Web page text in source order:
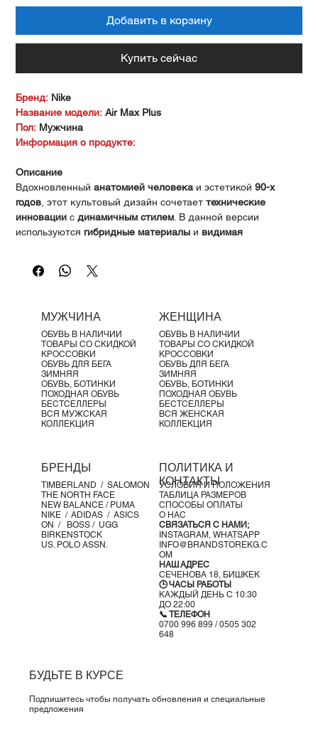
Добавить в корзину
Купить сейчас
Бренд: Nike
Название модели:Air Max Plus
Пол: Мужчина
Информация о продукте:
Описание
Вдохновленныйанатомией человека и эстетикой90-х
годов , этот культовый дизайн сочетаеттехнические
инновации сдинамичным стилем . В данной версии
используются гибридные материалы и видимая
Преимущества
шнуровканапоминает ребра.
Комбинированный верх
из натуральной и синтетической
кожи, а также текстиля обеспечивает прочность и
стильный многослойный вид.
Видимая Max Air амортизацияделает кроссовки
легкими и комфортными.
Гибкие желобкив промежуточной и внешней подошве
способствуют естественному движению стопы.
комфорта
Резиновая подметкадля надежного сцепления
Светоотражающие элементыв дизайне
Не предназначено для использования в качестве
средств индивидуальной защиты (PPE)
Air Max 95
универсальные кроссовки
своей ребристой конструкцией. Это былипервые
Air-амортизацией в передней
. Впервые они были представлены с
уникальной особенностьюдля того
времени и сделало их стильным выбором в любых
МУЖЧИНА
ОБУВЬ В НАЛИЧИИ
ТОВАРЫ СО СКИДКОЙ
КРОССОВКИ
ОБУВЬ ДЛЯ БЕГА
ЗИМНЯЯ
ОБУВЬ, БОТИНКИ
ПОХОДНАЯ ОБУВЬ
БЕСТСЕЛЛЕРЫ
ВСЯ МУЖСКАЯ
КОЛЛЕКЦИЯ
ЖЕНЩИНА
ОБУВЬ В НАЛИЧИИ
ТОВАРЫ СО СКИДКОЙ
КРОССОВКИ
ОБУВЬ ДЛЯ БЕГА
ЗИМНЯЯ
ОБУВЬ, БОТИНКИ
ПОХОДНАЯ ОБУВЬ
БЕСТСЕЛЛЕРЫ
ВСЯ ЖЕНСКАЯ
КОЛЛЕКЦИЯ
БРЕНДЫ
TIMBERLAND / SALOMON
THE NORTH FACE
NEW BALANCE / PUMA
NIKE / ADIDAS / ASICS
ON / BOSS / UGG
BIRKENSTOCK
US. POLO ASSN.
ПОЛИТИКА И
КОНТАКТЫ
УСЛОВИЯ И ПОЛОЖЕНИЯ
ТАБЛИЦА РАЗМЕРОВ
СПОСОБЫ ОПЛАТЫ
О НАС
СВЯЗАТЬСЯ С НАМИ;
INSTAGRAM, WHATSAPP
INFO@BRANDSTOREKG.C
OM
НАШ АДРЕС
СЕЧЕНОВА 18, БИШКЕК
🕒 ЧАСЫ РАБОТЫ
КАЖДЫЙ ДЕНЬ С 10:30
ДО 22:00
📞 ТЕЛЕФОН
0700 996 899 / 0505 302
648
БУДЬТЕ В КУРСЕ
Подпишитесь чтобы получать обновления и специальные
предложения